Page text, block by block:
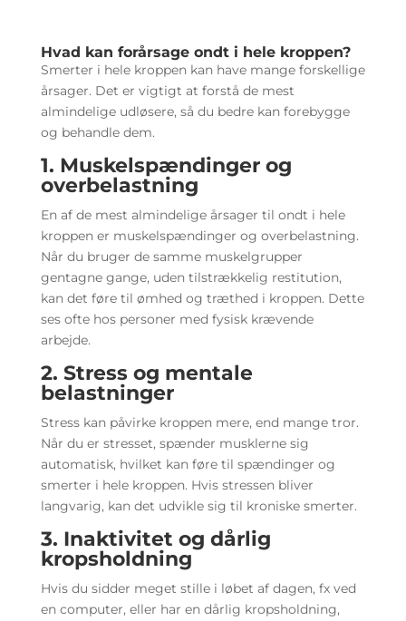
Hvad kan forårsage ondt i hele kroppen?
Smerter i hele kroppen kan have mange forskellige
årsager. Det er vigtigt at forstå de mest
almindelige udløsere, så du bedre kan forebygge
og behandle dem.
1. Muskelspændinger og
overbelastning
En af de mest almindelige årsager til ondt i hele
kroppen er muskelspændinger og overbelastning.
Når du bruger de samme muskelgrupper
gentagne gange, uden tilstrækkelig restitution,
kan det føre til ømhed og træthed i kroppen. Dette
ses ofte hos personer med fysisk krævende
arbejde.
2. Stress og mentale
belastninger
Stress kan påvirke kroppen mere, end mange tror.
Når du er stresset, spænder musklerne sig
automatisk, hvilket kan føre til spændinger og
smerter i hele kroppen. Hvis stressen bliver
langvarig, kan det udvikle sig til kroniske smerter.
3. Inaktivitet og dårlig
kropsholdning
Hvis du sidder meget stille i løbet af dagen, fx ved
en computer, eller har en dårlig kropsholdning,